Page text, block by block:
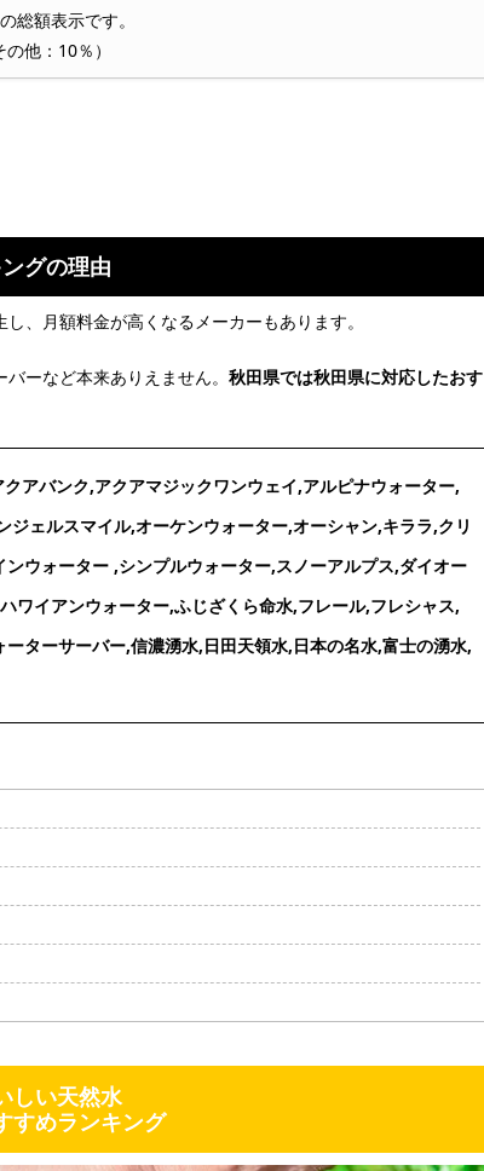
総額表示です。
他：10％）
グの理由
、月額料金が高くなるメーカーもあります。
ーなど本来ありえません。 秋田県では秋田県に対応したおす
アバンク,アクアマジックワンウェイ,アルピナウォーター,
ェルスマイル,オーケンウォーター,オーシャン,キララ,クリ
ウォーター ,シンプルウォーター,スノーアルプス,ダイオー
ワイアンウォーター,ふじざくら命水,フレール,フレシャス,
ターサーバー,信濃湧水,日田天領水,日本の名水,富士の湧水,
しい天然水
すめランキング